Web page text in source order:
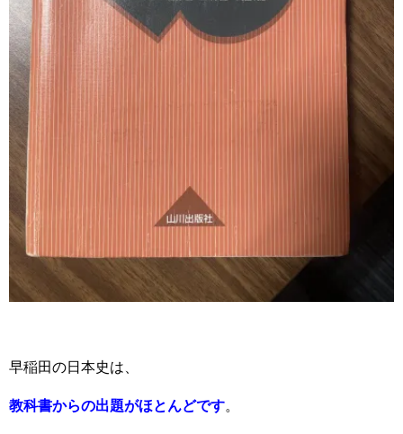
早稲田の日本史は、
教科書からの出題がほとんどです。